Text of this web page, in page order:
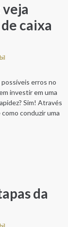
caixa
erros no
investir em uma
Sim! Através
conduzir uma
da